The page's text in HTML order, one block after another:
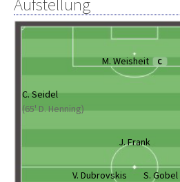
M. Weisheit C
C. Seidel
(65' D. Henning)
J. Frank
V. Dubrovskis S. Gobel